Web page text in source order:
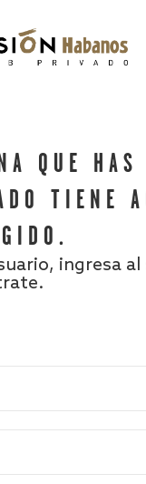
QUE HAS
TIENE
ingresa